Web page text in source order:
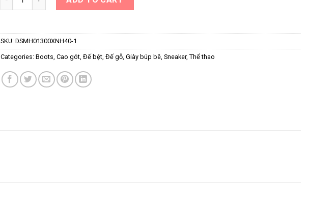
SKU: DSMH01300XNH40-1
Categories: Boots Cao gót Đế bệt Đế gỗ Giày búp bê Sneaker, Thể thao